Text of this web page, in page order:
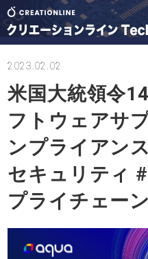
2023.02.02
米国大統領令
フトウェアサ
ンプライアン
セキュリティ
プライチェーン